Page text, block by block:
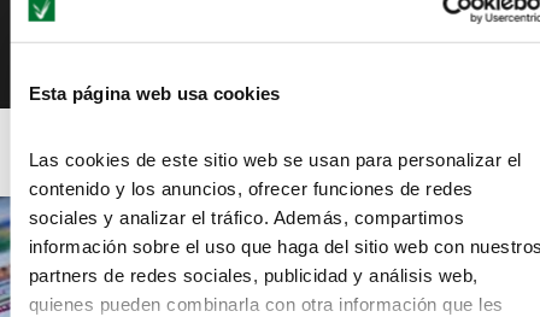
Esta página web usa cookies
Las cookies de este sitio web se usan para personalizar el
contenido y los anuncios, ofrecer funciones de redes
sociales y analizar el tráfico. Además, compartimos
información sobre el uso que haga del sitio web con
partners de redes sociales, publicidad y análisis web,
quienes pueden combinarla con otra información que les
Snapseed, la app perfecta para el retrato